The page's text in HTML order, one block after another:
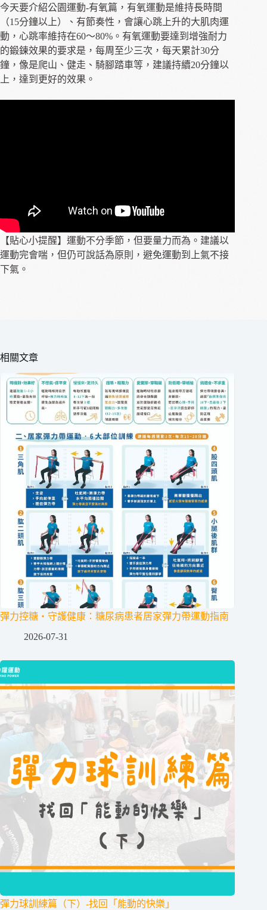
今天要介紹公園運動-有氧篇，有氧運動是維持長時間
（15分鐘以上）、有節奏性，會讓心跳上升的大肌肉運
動，心跳率維持在60～80%。有氧運動要達到增強耐力
的鍛鍊效果的要求是，每周至少三次，每天累計30分
鐘，像是爬山、健走、騎腳踏車等，建議持續20分鐘以
上，達到更好的效果。
【貼心小提醒】運動不分季節，但要量力而為。建議以
運動完會喘，但仍可說話為原則，避免運動到上氣不接
下氣。
相關文章
彈力控糖・守護健康：糖尿病患者居家彈力帶運動指南
2026-07-31
彈力球訓練篇（下）-找回「能動的快樂」